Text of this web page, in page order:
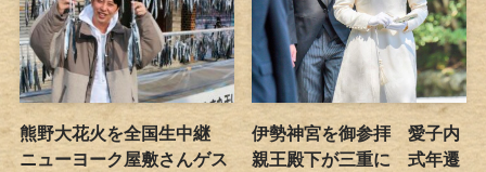
熊野大花火を全国生中継
ニューヨーク屋敷さんゲス
伊勢神宮を御参拝 愛子内
親王殿下が三重に 式年遷